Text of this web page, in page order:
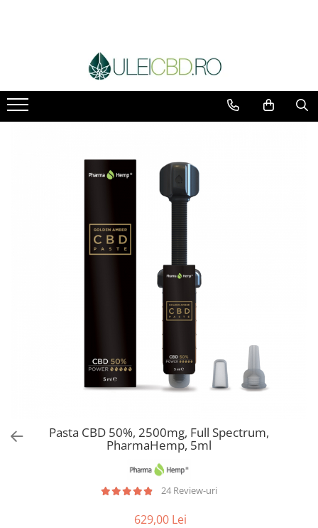
Pasta CBD 50%, 2500mg, Full Spectrum,
PharmaHemp, 5ml
24 Review-uri
629,00 Lei